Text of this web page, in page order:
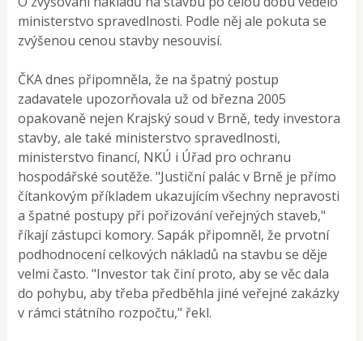
ministerstvo spravedlnosti. Podle něj ale pokuta se
zvýšenou cenou stavby nesouvisí.
ČKA dnes připomněla, že na špatný postup
zadavatele upozorňovala už od března 2005
opakovaně nejen Krajský soud v Brně, tedy investora
stavby, ale také ministerstvo spravedlnosti,
ministerstvo financí, NKÚ i Úřad pro ochranu
hospodářské soutěže. "Justiční palác v Brně je přímo
čítankovým příkladem ukazujícím všechny nepravosti
a špatné postupy při pořizování veřejných staveb,"
říkají zástupci komory. Sapák připomněl, že prvotní
podhodnocení celkových nákladů na stavbu se děje
velmi často. "Investor tak činí proto, aby se věc dala
do pohybu, aby třeba předběhla jiné veřejné zakázky
v rámci státního rozpočtu," řekl.